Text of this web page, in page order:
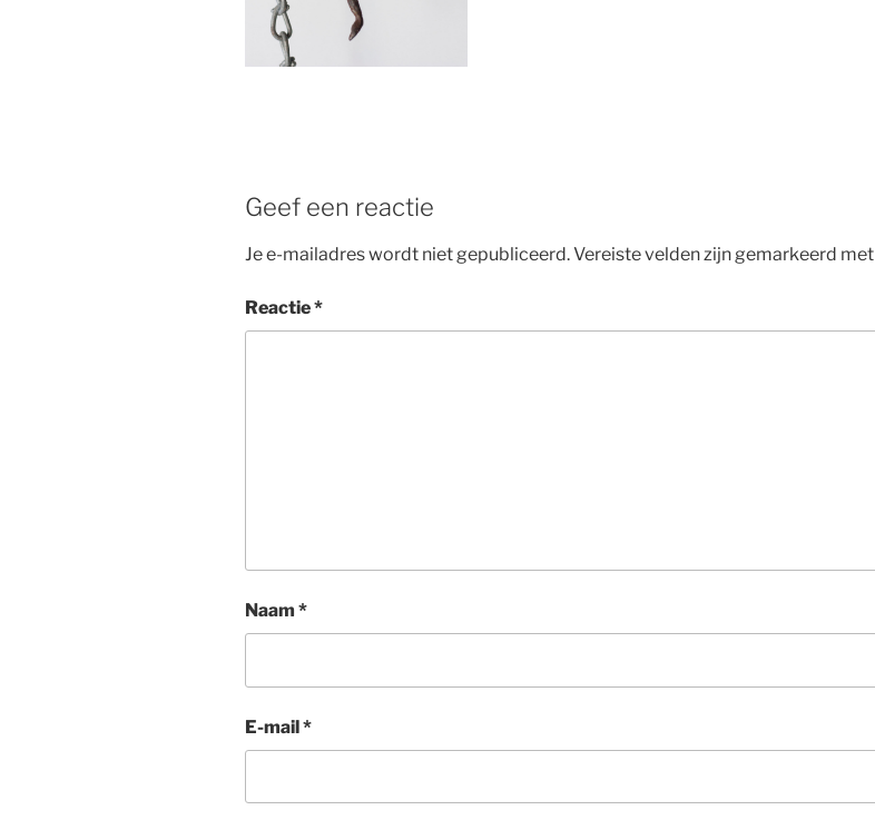
Geef een reactie
Je e-mailadres wordt niet gepubliceerd.Vereiste velden zijn gemarkeerd met
Reactie*
Naam *
E-mail*